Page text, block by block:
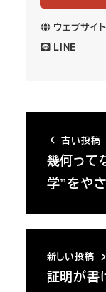
ウェブサイト
LINE
古い投稿
幾何っ
学”をや
新しい投稿
証明が書